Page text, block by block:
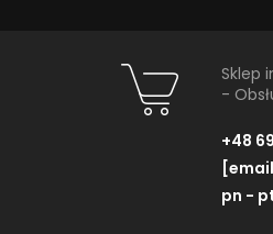
Sklep
-
+48
pn -